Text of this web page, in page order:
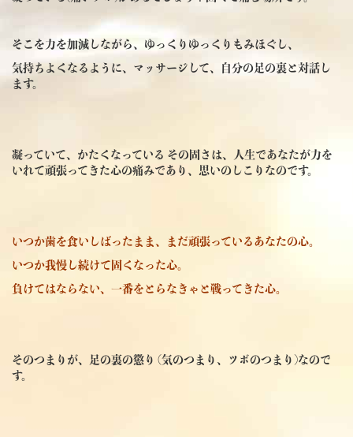
そこを力を加減しながら、ゆっくりゆっくりもみほぐし、
気持ちよくなるように、マッサージして、自分の足の裏と対話し
ます。
凝っていて、かたくなっている その固さは、人生であなたが力を
いれて頑張ってきた心の痛みであり、思いのしこりなのです。
いつか歯を食いしばったまま、まだ頑張っているあなたの心。
いつか我慢し続けて固くなった心。
負けてはならない、一番をとらなきゃと戦ってきた心。
そのつまりが、足の裏の懲り (気のつまり、ツボのつまり)なので
す。